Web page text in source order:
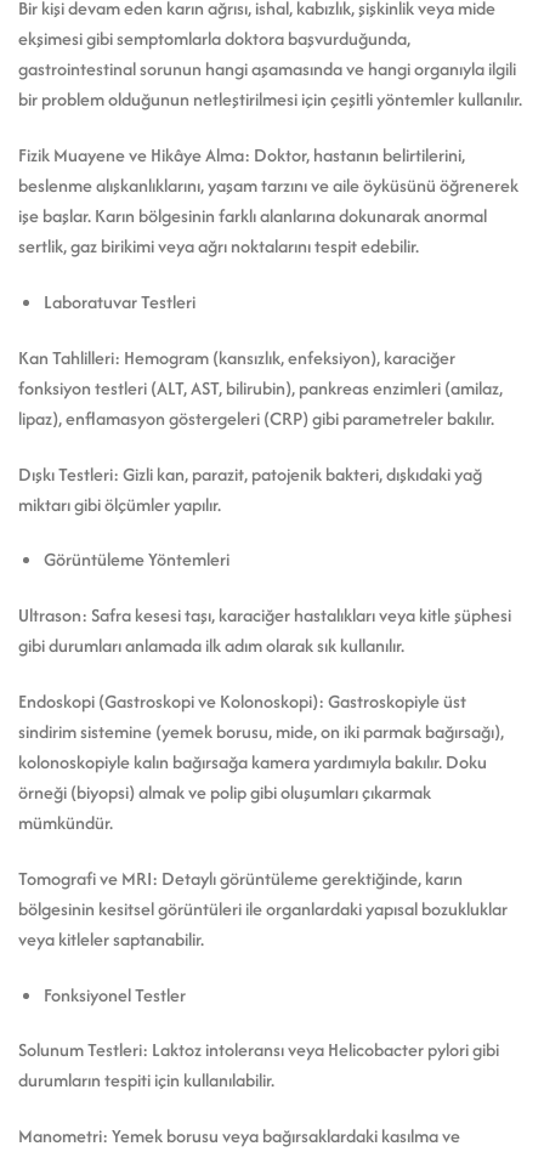
Bir kişi devam eden karın ağrısı, ishal, kabızlık, şişkinlik veya mide
ekşimesi gibi semptomlarla doktora başvurduğunda,
gastrointestinal sorunun hangi aşamasında ve hangi organıyla ilgili
bir problem olduğunun netleştirilmesi için çeşitli yöntemler kullanılır.
Fizik Muayene ve Hikâye Alma: Doktor, hastanın belirtilerini,
beslenme alışkanlıklarını, yaşam tarzını ve aile öyküsünü öğrenerek
işe başlar. Karın bölgesinin farklı alanlarına dokunarak anormal
sertlik, gaz birikimi veya ağrı noktalarını tespit edebilir.
Laboratuvar Testleri
Kan Tahlilleri: Hemogram (kansızlık, enfeksiyon), karaciğer
fonksiyon testleri (ALT, AST, bilirubin), pankreas enzimleri (amilaz,
lipaz), enflamasyon göstergeleri (CRP) gibi parametreler bakılır.
Dışkı Testleri: Gizli kan, parazit, patojenik bakteri, dışkıdaki yağ
miktarı gibi ölçümler yapılır.
Görüntüleme Yöntemleri
Ultrason: Safra kesesi taşı, karaciğer hastalıkları veya kitle şüphesi
gibi durumları anlamada ilk adım olarak sık kullanılır.
Endoskopi (Gastroskopi ve Kolonoskopi): Gastroskopiyle üst
sindirim sistemine (yemek borusu, mide, on iki parmak bağırsağı),
kolonoskopiyle kalın bağırsağa kamera yardımıyla bakılır. Doku
örneği (biyopsi) almak ve polip gibi oluşumları çıkarmak
mümkündür.
Tomografi ve MRI: Detaylı görüntüleme gerektiğinde, karın
bölgesinin kesitsel görüntüleri ile organlardaki yapısal bozukluklar
veya kitleler saptanabilir.
Fonksiyonel Testler
Solunum Testleri: Laktoz intoleransı veya Helicobacter pylori gibi
durumların tespiti için kullanılabilir.
Manometri: Yemek borusu veya bağırsaklardaki kasılma ve